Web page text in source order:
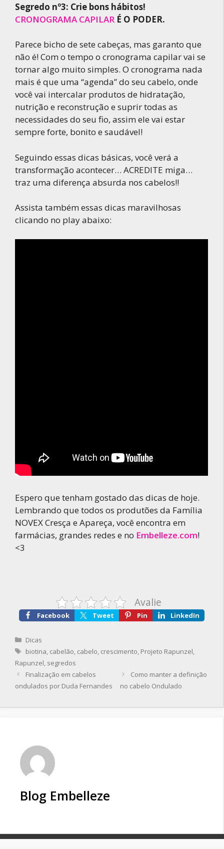
Segredo nº3: Crie bons hábitos!
CRONOGRAMA CAPILAR É O PODER.
Parece bicho de sete cabeças, mas garanto que
não é! Com o tempo o cronograma capilar vai se
tornar algo muito simples. O cronograma nada
mais é que uma “agenda” do seu cabelo, onde
você vai intercalar produtos de hidratação,
nutrição e reconstrução e suprir todas as
necessidades do seu fio, assim ele vai estar
sempre forte, bonito e saudável!
Seguindo essas dicas básicas, você verá a
transformação acontecer… ACREDITE miga…
traz uma diferença absurda nos cabelos!!
Assista também essas dicas maravilhosas
clicando no play abaixo:
Espero que tenham gostado das dicas de hoje.
Lembrando que todos os produtões da Família
NOVEX Cresça e Apareça, você encontra em
farmácias, grandes redes e no Embelleze.com!
<3
Avalie
Facebook Tweet Pin LinkedIn
Categorias
Dicas
Tags
biotina, cabelão, cabelo, crescimento, Projeto Rapunzel,
Rapunzel, segredos
Finalização em cabelos
ondulados por Duda Fernandes
Como manter a definição
no cabelo Ondulado
Blog Embelleze